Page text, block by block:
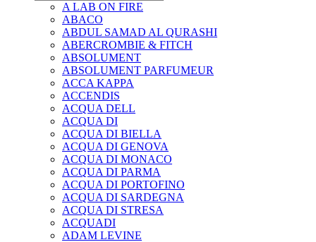
A LAB ON FIRE
ABACO
ABDUL SAMAD AL QURASHI
ABERCROMBIE & FITCH
ABSOLUMENT
ABSOLUMENT PARFUMEUR
ACCA KAPPA
ACCENDIS
ACQUA DELL
ACQUA DI
ACQUA DI BIELLA
ACQUA DI GENOVA
ACQUA DI MONACO
ACQUA DI PARMA
ACQUA DI PORTOFINO
ACQUA DI SARDEGNA
ACQUA DI STRESA
ACQUADI
ADAM LEVINE